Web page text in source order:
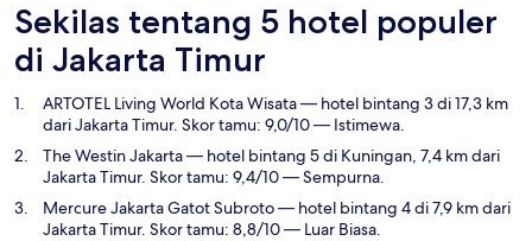
Sekilas tentang 5 hotel populer
di Jakarta Timur
ARTOTEL Living World Kota Wisata— hotel bintang 3 di 17,3 km
dari Jakarta Timur. Skor tamu: 9,0/10 — Istimewa.
The Westin Jakarta— hotel bintang 5 di Kuningan, 7,4 km dari
Jakarta Timur. Skor tamu: 9,4/10 — Sempurna.
Mercure Jakarta Gatot Subroto— hotel bintang 4 di 7,9 km dari
Jakarta Timur. Skor tamu: 8,8/10 — Luar Biasa.